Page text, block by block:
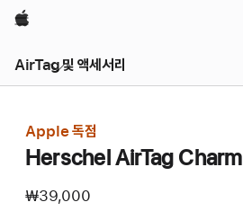
Apple
AirTag 및 액세서리
Apple 독점
Herschel AirTag Charm
₩39,000